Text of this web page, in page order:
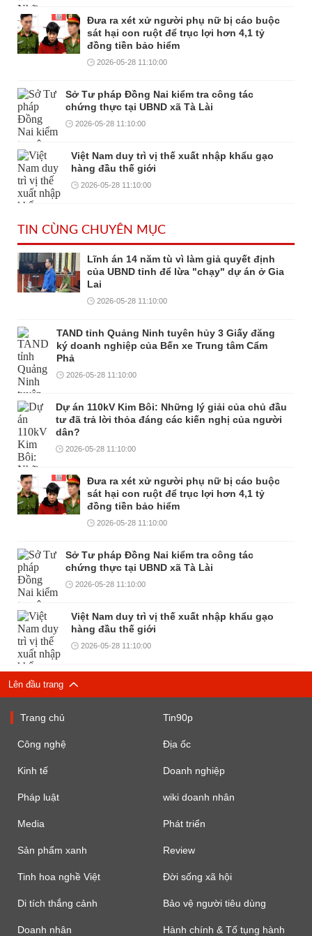
Đưa ra xét xử người phụ nữ bị cáo buộc
sát hại con ruột để trục lợi hơn 4,1 tỷ
đồng tiền bảo hiểm
2026-05-28 11:10:00
Sở Tư pháp Đồng Nai kiểm tra công tác
chứng thực tại UBND xã Tà Lài
2026-05-28 11:10:00
Việt Nam duy trì vị thế xuất nhập khẩu gạo
hàng đầu thế giới
2026-05-28 11:10:00
TIN CÙNG CHUYÊN MỤC
Lĩnh án 14 năm tù vì làm giả quyết định
của UBND tỉnh để lừa "chạy" dự án ở Gia
Lai
2026-05-28 11:10:00
TAND tỉnh Quảng Ninh tuyên hủy 3 Giấy đăng
ký doanh nghiệp của Bến xe Trung tâm Cẩm
Phả
2026-05-28 11:10:00
Dự án 110kV Kim Bôi: Những lý giải của chủ đầu
tư đã trả lời thỏa đáng các kiến nghị của người
dân?
2026-05-28 11:10:00
Đưa ra xét xử người phụ nữ bị cáo buộc
sát hại con ruột để trục lợi hơn 4,1 tỷ
đồng tiền bảo hiểm
2026-05-28 11:10:00
Sở Tư pháp Đồng Nai kiểm tra công tác
chứng thực tại UBND xã Tà Lài
2026-05-28 11:10:00
Việt Nam duy trì vị thế xuất nhập khẩu gạo
hàng đầu thế giới
2026-05-28 11:10:00
Lên đầu trang
Trang chủ Tin90p
Công nghệ Địa ốc
Kinh tế Doanh nghiệp
Pháp luật wiki doanh nhân
Media Phát triển
Sản phẩm xanh Review
Tinh hoa nghề Việt Đời sống xã hội
Di tích thắng cảnh Bảo vệ người tiêu dùng
Doanh nhân Hành chính & Tố tụng hành